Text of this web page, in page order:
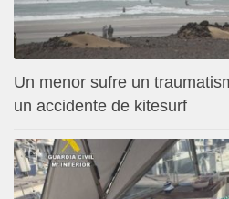
Un menor sufre un
un accidente de kitesurf